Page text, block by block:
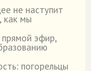
не наступит
как мы
эфир,
погорельцы